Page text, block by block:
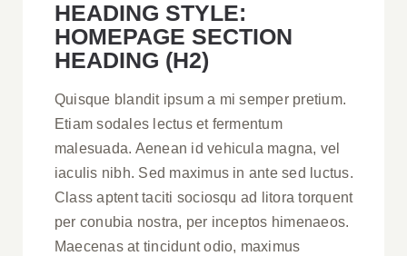
HEADING STYLE:
HOMEPAGE SECTION
HEADING (H2)
Quisque blandit ipsum a mi semper pretium.
Etiam sodales lectus et fermentum
malesuada. Aenean id vehicula magna, vel
iaculis nibh. Sed maximus in ante sed luctus.
Class aptent taciti sociosqu ad litora torquent
per conubia nostra, per inceptos himenaeos.
Maecenas at tincidunt odio, maximus